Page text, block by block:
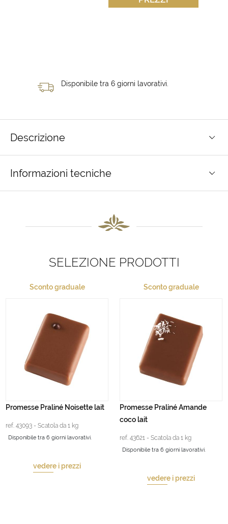
Disponibile tra 6 giorni lavorativi.
Descrizione
Informazioni tecniche
SELEZIONE PRODOTTI
Sconto graduale
Promesse Praliné Noisette lait
ref. 43093 - Scatola da 1 kg
Disponibile tra 6 giorni lavorativi.
vedere i prezzi
Sconto graduale
Promesse Praliné Amande
coco lait
ref. 43621 - Scatola da 1 kg
Disponibile tra 6 giorni lavorativi.
vedere i prezzi